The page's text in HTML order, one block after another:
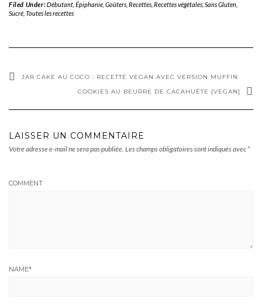
Filed Under:Débutant, Épiphanie, Goûters, Recettes, Recettes végétales, Sans Gluten,
Sucré Toutes les recettes
JAR CAKE AU COCO : RECETTE VEGAN AVEC VERSION MUFFIN
COOKIES AU BEURRE DE CACAHUÈTE [VEGAN]
LAISSER UN COMMENTAIRE
Votre adresse e-mail ne sera pas publiée. Les champs obligatoires sont indiqués avec *
COMMENT
NAME*